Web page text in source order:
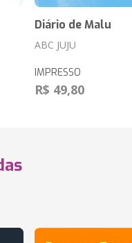
Diário de Malu
ABC JUJU
IMPRESSO
R$ 49,80